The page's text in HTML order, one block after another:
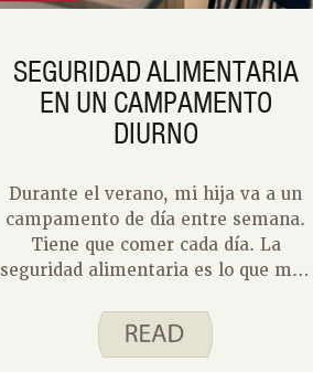
SEGURIDAD ALIMENTARIA
EN UN CAMPAMENTO
DIURNO
Durante el verano, mi hija va a un
campamento de día entre semana.
Tiene que comer cada día. La
seguridad alimentaria es lo que más
la comida cada mañana. Esto es lo
que nos ha funcionado.